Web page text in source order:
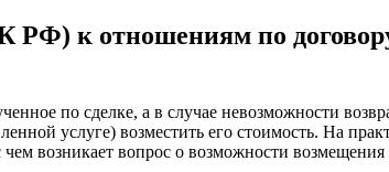
РФ) к отношениям по
по сделке, а в случае невозможности
услуге) возместить его стоимость. На
возникает вопрос о возможности